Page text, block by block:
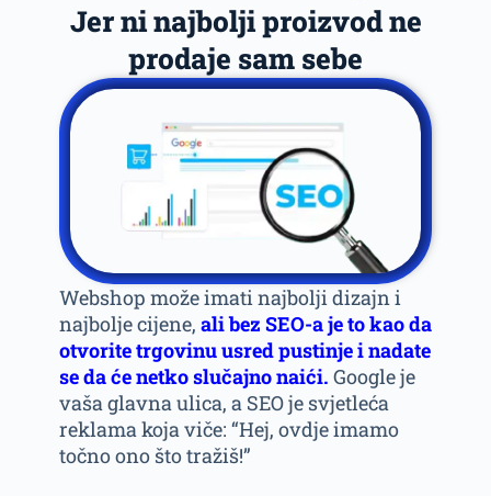
Jer ni najbolji proizvod ne
prodaje sam sebe
Webshop može imati najbolji dizajn i
najbolje cijene, ali bez SEO-aje to kao da
otvorite trgovinu usred pustinje i nadate
se da će netko slučajno naići. Google je
vaša glavna ulica, a SEO je svjetleća
reklama koja viče: “Hej, ovdje imamo
točno ono što tražiš!”